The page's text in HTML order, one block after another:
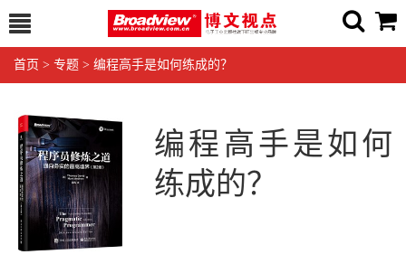
首页 > 专题 > 编程高手是如何练成的？
编程高手是如何
练成的？